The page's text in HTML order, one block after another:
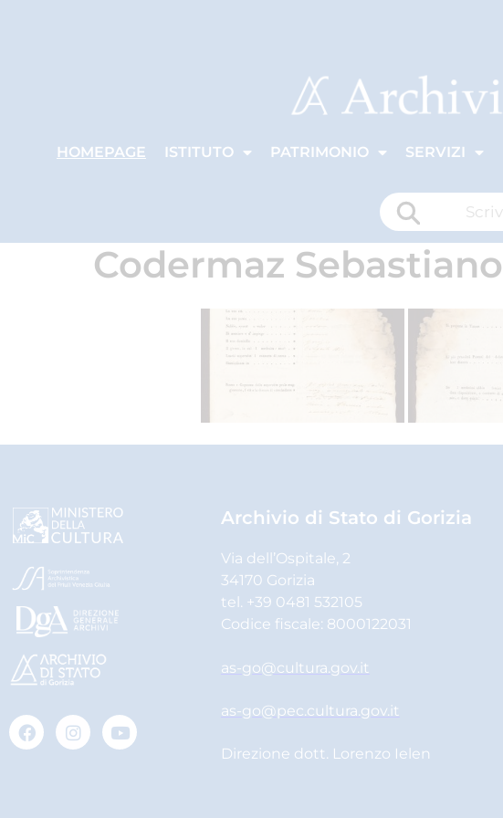
HOMEPAGE ISTITUTO PATRIMONIO SERVIZI
Codermaz Sebastiano
Archivio di Stato di Gorizia
Via dell’Ospitale, 2
34170 Gorizia
tel. +39 0481 532105
Codice fiscale: 8000122031
as-go@cultura.gov.it
as-go@pec.cultura.gov.it
Direzione dott. Lorenzo Ielen